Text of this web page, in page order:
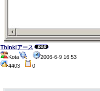
Think!アース
Kota
2006-6-9 16:53
4403
0